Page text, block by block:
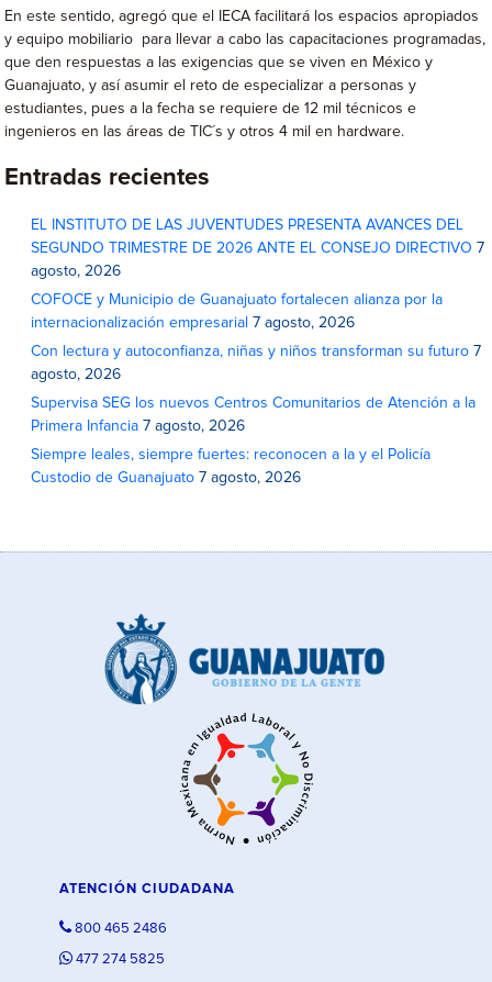
En este sentido, agregó que el IECA facilitará los espacios apropiados
y equipo mobiliario para llevar a cabo las capacitaciones programadas,
que den respuestas a las exigencias que se viven en México y
Guanajuato, y así asumir el reto de especializar a personas y
estudiantes, pues a la fecha se requiere de 12 mil técnicos e
ingenieros en las áreas de TIC´s y otros 4 mil en hardware.
Entradas recientes
EL INSTITUTO DE LAS JUVENTUDES PRESENTA AVANCES DEL
SEGUNDO TRIMESTRE DE 2026 ANTE EL CONSEJO DIRECTIVO 7
agosto, 2026
COFOCE y Municipio de Guanajuato fortalecen alianza por la
internacionalización empresarial 7 agosto, 2026
Con lectura y autoconfianza, niñas y niños transforman su futuro 7
agosto, 2026
Supervisa SEG los nuevos Centros Comunitarios de Atención a la
Primera Infancia 7 agosto, 2026
Siempre leales, siempre fuertes: reconocen a la y el Policía
Custodio de Guanajuato 7 agosto, 2026
ATENCIÓN CIUDADANA
800 465 2486
477 274 5825